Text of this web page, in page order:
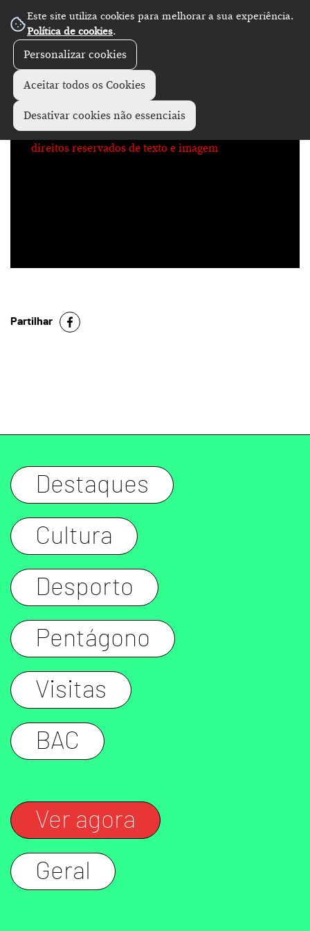
Este site utiliza cookies para melhorar a sua experiência.
Política de cookies.
Personalizar cookies
Aceitar todos os Cookies
Desativar cookies não essenciais
No Record
direitos reservados de texto e imagem
Partilhar
Destaques
Cultura
Desporto
Pentágono
Visitas
BAC
Ver agora
Geral